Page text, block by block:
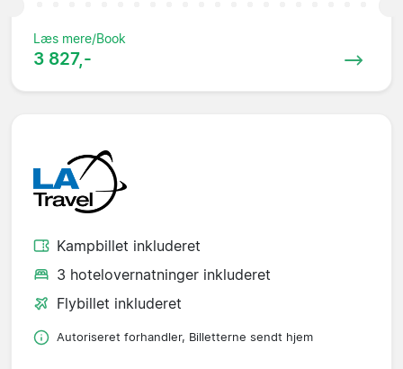
Læs mere/Book
3 827,-
Kampbillet inkluderet
3 hotelovernatninger inkluderet
Flybillet inkluderet
Autoriseret forhandler, Billetterne sendt hjem